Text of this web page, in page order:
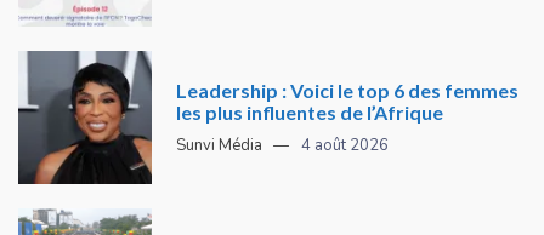
Leadership : Voici le top 6 des femmes
les plus influentes de l’Afrique
Sunvi Média 4 août 2026